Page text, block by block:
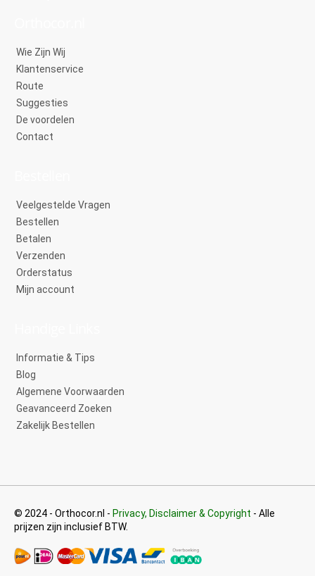
Wie Zijn Wij
Klantenservice
Route
Suggesties
De voordelen
Contact
Veelgestelde Vragen
Bestellen
Betalen
Verzenden
Orderstatus
Mijn account
Informatie & Tips
Blog
Algemene Voorwaarden
Geavanceerd Zoeken
Zakelijk Bestellen
© 2024 - Orthocor.nl - Privacy, Disclaimer & Copyright - Alle
prijzen zijn inclusief BTW.